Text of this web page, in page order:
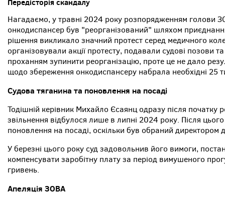
Передісторія скандалу
Нагадаємо, у травні 2024 року розпорядженням голови
онкодиспансер був "реорганізований" шляхом приєднання
рішення викликало значний протест серед медичного
організовували акції протесту, подавали судові позови
проханням зупинити реорганізацію, проте це не дало
щодо збереження онкодиспансеру набрала необхідні 25
Судова тяганина та поновлення на посаді
Тодішній керівник Михайло Єсаянц одразу після початку
звільнення відбулося лише в липні 2024 року. Після
поновлення на посаді, оскільки був обраний
У березні цього року суд задовольнив його вимоги,
компенсувати заробітну плату за період вимушеного
гривень.
Апеляція ЗОВА